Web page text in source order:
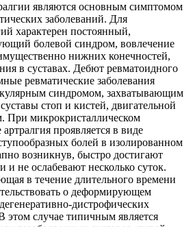
являются основным симптомом
заболеваний. Для
характерен постоянный,
болевой синдром, вовлечение
нижних конечностей,
в суставах. Дебют ревматоидного
ревматические заболевания
синдромом, захватывающим
стоп и кистей, двигательной
При микрокристаллическом
проявляется в виде
болей в изолированном
возникнув, быстро достигают
и не ослабевают несколько суток.
в течение длительного времени
о деформирующем
дистрофических
этом случае типичным является